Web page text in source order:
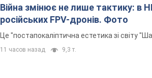
Війна змінює не лише тактику: в
російських FPV-дронів. Фото
Це "постапокаліптична естетика зі світу
11 часов назад 9,3 т.